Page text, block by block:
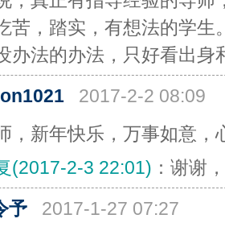
苦，踏实，有想法的学
办法的办法，只好看出身
2017-2-2 08:09
，新年快乐，万事如意，
(2017-2-3 22:01) ：谢谢
予
2017-1-27 07:27